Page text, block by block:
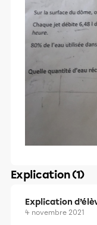
Explication (1)
Explication
4 novembre 2021